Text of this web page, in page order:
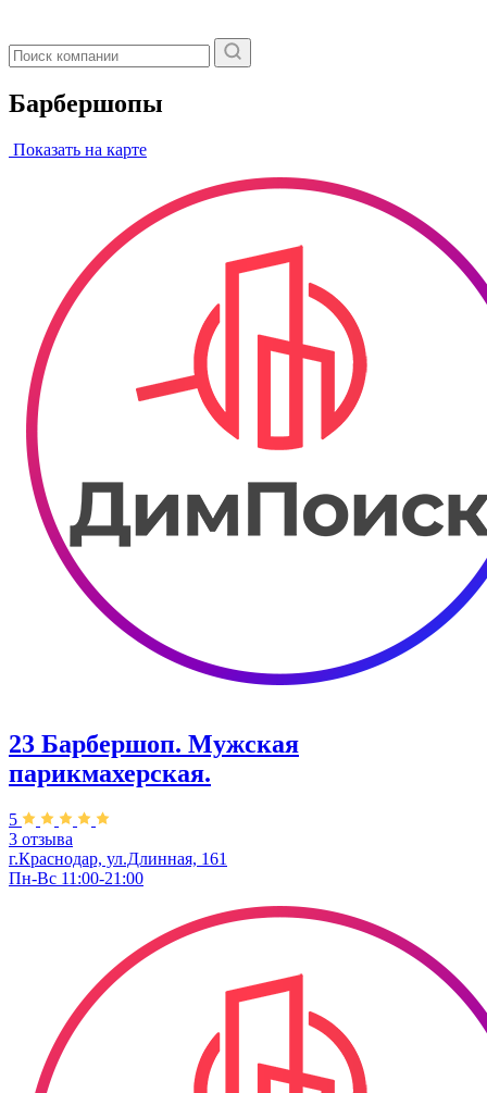
Барбершопы
Показать на карте
23 Барбершоп. Мужская
парикмахерская.
5
3 отзыва
г.Краснодар, ул.Длинная, 161
Пн-Вс 11:00-21:00